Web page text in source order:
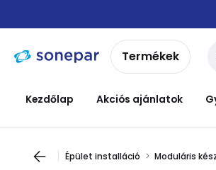
navigációhoztartalomra
Termékek
Kezdőlap Akciós ajánlatok
Épület installáció Moduláris